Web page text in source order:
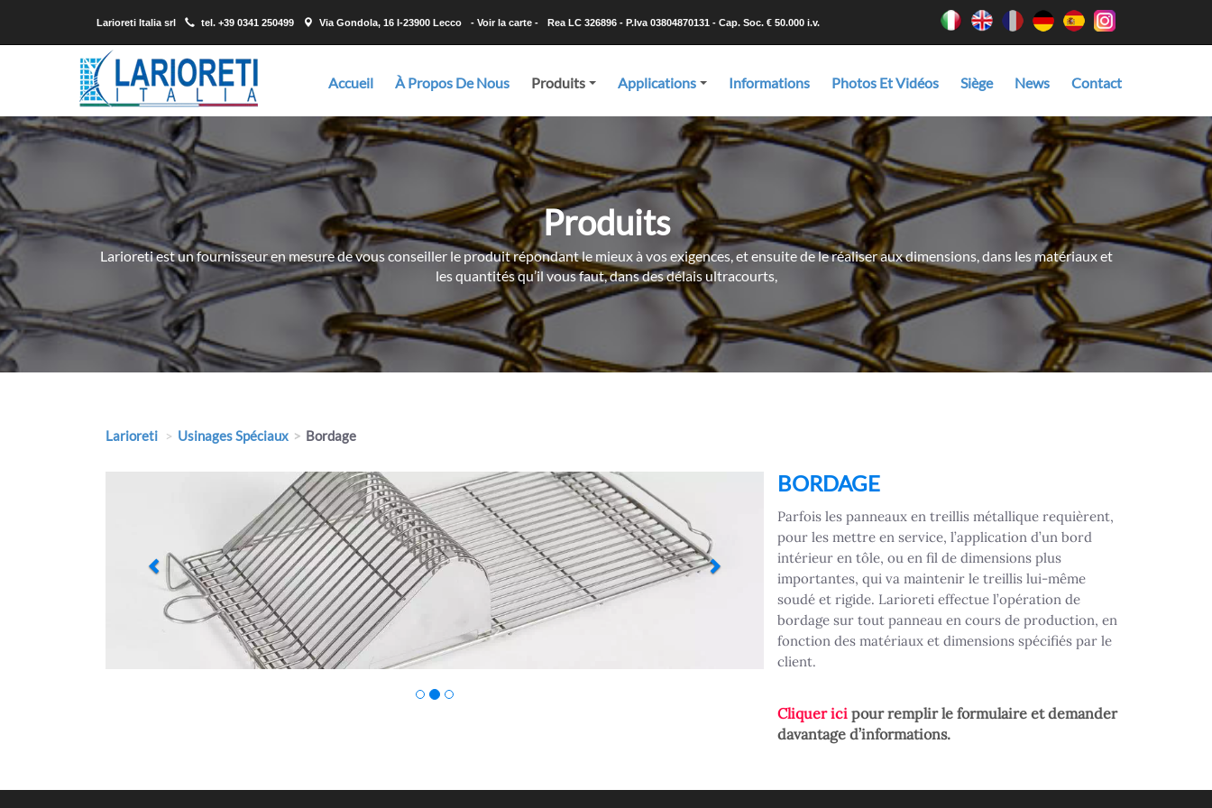
Larioreti Italia srl tel. +39 0341 250499 Via Gondola, 16 I-23900 Lecco - Voir la carte - Rea LC 326896 - P.Iva 03804870131 - Cap. Soc. € 50.000 i.v.
Accueil
À Propos De Nous
Produits
Applications Informations Photos Et Vidéos Siège News Contact
Produits
Larioreti est un fournisseur en mesure de vous conseiller le produit répondant le mieux à vos exigences, et ensuite de le réaliser aux dimensions, dans les matériaux et
les quantités qu’il vous faut, dans des délais ultracourts,
Larioreti Usinages Spéciaux Bordage
BORDAGE
Parfois les panneaux en treillis métallique requièrent,
pour les mettre en service, l’application d’un bord
intérieur en tôle, ou en fil de dimensions plus
importantes, qui va maintenir le treillis lui-même
soudé et rigide. Larioreti effectue l’opération de
bordage sur tout panneau en cours de production, en
fonction des matériaux et dimensions spécifiés par le
client.
Cliquer ici pour remplir le formulaire et demander
davantage d’informations.